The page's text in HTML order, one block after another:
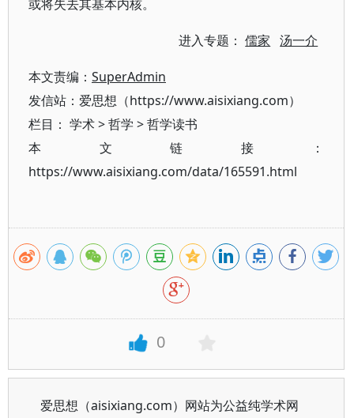
或将失去其基本内核。
进入专题：儒家 汤一介
本文责编： SuperAdmin
发信站：爱思想（https://www.aisixiang.com）
栏目： 学术>哲学 >哲学读书
本文链接：
https://www.aisixiang.com/data/165591.html
0
爱思想（aisixiang.com）网站为公益纯学术网